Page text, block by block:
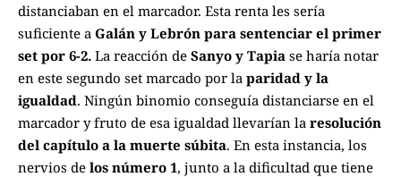
distanciaban en el marcador. Esta renta les sería
suficiente a Galán y Lebrón para sentenciar el primer
set por 6-2. La reacción de Sanyo y Tapia se haría notar
en este segundo set marcado por la paridad y la
igualdad. Ningún binomio conseguía distanciarse en el
marcador y fruto de esa igualdad llevarían la resolución
del capítulo a la muerte súbita. En esta instancia, los
nervios de los número 1, junto a la dificultad que tiene